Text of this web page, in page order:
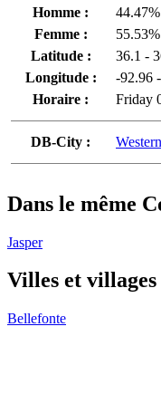
Homme :
44.47%
Femme :
55.53%
Latitude :
36.1 -
Longitude :
-92.96
Horaire :
Friday
DB-City :
Dans le même
Jasper
Villes et villages
Bellefonte